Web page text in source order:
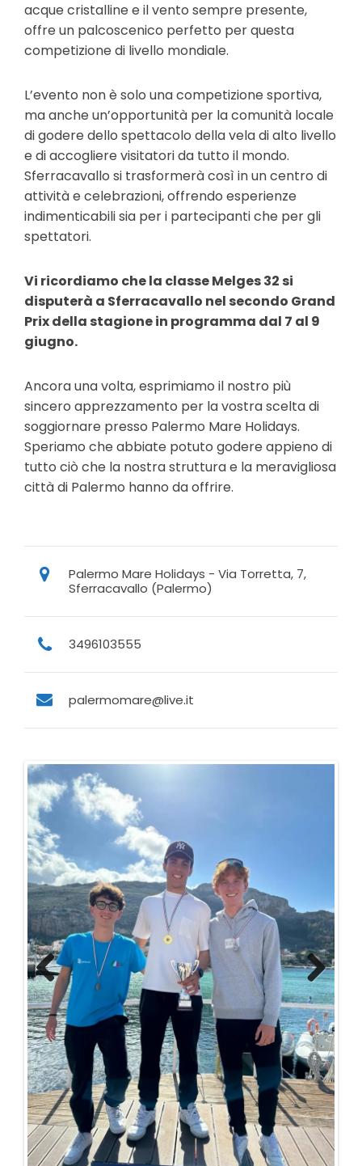
acque cristalline e il vento sempre presente,
offre un palcoscenico perfetto per questa
competizione di livello mondiale.
L’evento non è solo una competizione sportiva,
ma anche un’opportunità per la comunità locale
di godere dello spettacolo della vela di alto livello
e di accogliere visitatori da tutto il mondo.
Sferracavallo si trasformerà così in un centro di
attività e celebrazioni, offrendo esperienze
indimenticabili sia per i partecipanti che per gli
spettatori.
Vi ricordiamo che la classe Melges 32 si
disputerà a Sferracavallo nel secondo Grand
Prix della stagione in programma dal 7 al 9
giugno.
Ancora una volta, esprimiamo il nostro più
sincero apprezzamento per la vostra scelta di
soggiornare presso Palermo Mare Holidays.
Speriamo che abbiate potuto godere appieno di
tutto ciò che la nostra struttura e la meravigliosa
città di Palermo hanno da offrire.
Palermo Mare Holidays - Via Torretta, 7,
Sferracavallo (Palermo)
3496103555
palermomare@live.it
Previous Next